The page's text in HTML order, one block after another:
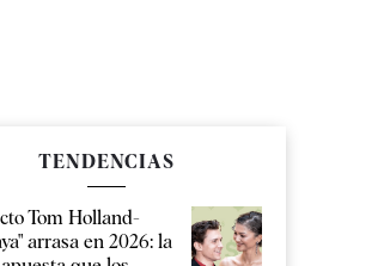
TENDENCIAS
Tom Holland-
arrasa en 2026: la